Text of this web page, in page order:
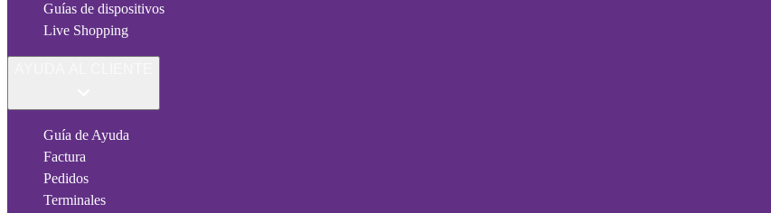
Guías de dispositivos
Live Shopping
Guía de Ayuda
Factura
Pedidos
Terminales